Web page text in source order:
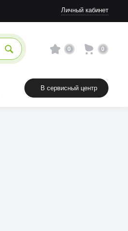
Личный кабинет
0 0
В сервисный центр